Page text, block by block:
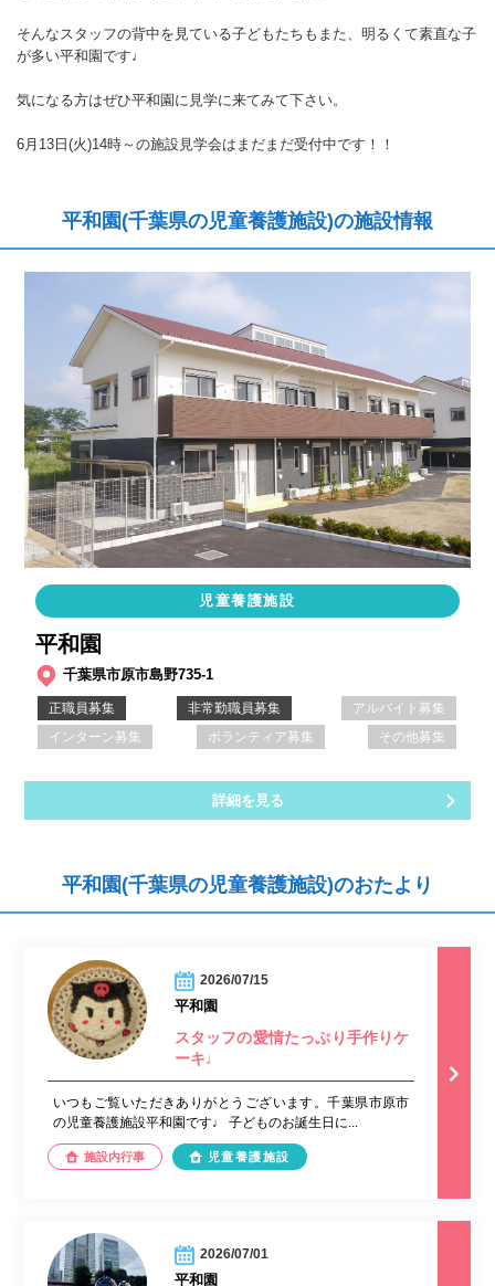
そんなスタッフの背中を見ている子どもたちもまた、明るくて素直な子
が多い平和園です♩
気になる方はぜひ平和園に見学に来てみて下さい。
6月13日(火)14時～の施設見学会はまだまだ受付中です！！
平和園(千葉県の児童養護施設)の施設情報
児童養護施設
平和園
千葉県市原市島野735-1
正職員募集 非常勤職員募集
アルバイト募集
インターン募集
ボランティア募集 その他募集
詳細を見る
平和園(千葉県の児童養護施設)のおたより
2026/07/15
平和園
スタッフの愛情たっぷり手作りケ
ーキ♩
いつもご覧いただきありがとうございます。千葉県市原市
の児童養護施設平和園です♩ 子どものお誕生日に...
施設内行事 児童養護施設
2026/07/01
平和園